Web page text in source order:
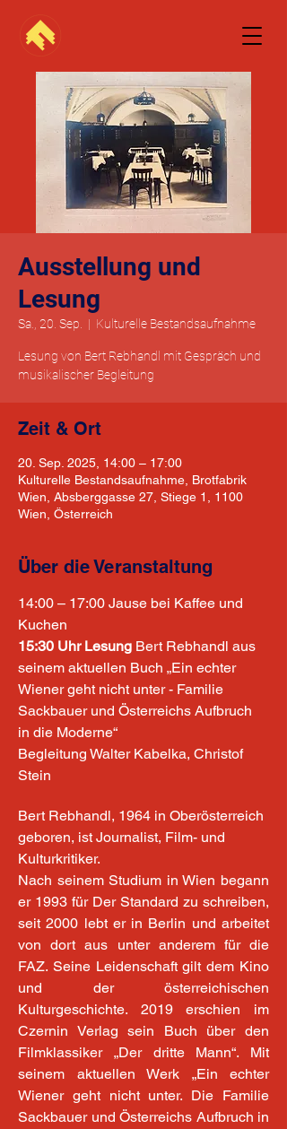
Ausstellung und
Lesung
Sa., 20. Sep.
  |
Kulturelle Bestandsaufnahme
Lesung von Bert Rebhandl mit Gespräch und
musikalischer Begleitung
Zeit & Ort
20. Sep. 2025, 14:00 – 17:00
Kulturelle Bestandsaufnahme, Brotfabrik
Wien, Absberggasse 27, Stiege 1, 1100
Wien, Österreich
Über die Veranstaltung
14:00 – 17:00 Jause bei Kaffee und
Kuchen
15:30 Uhr Lesung Bert Rebhandl aus
seinem aktuellen Buch „Ein echter
Wiener geht nicht unter - Familie
Sackbauer und Österreichs Aufbruch
in die Moderne“
Begleitung Walter Kabelka, Christof
Stein
Bert Rebhandl, 1964 in Oberösterreich
geboren, ist Journalist, Film- und
Kulturkritiker.
Nach seinem Studium in Wien begann
er 1993 für Der Standard zu schreiben,
seit 2000 lebt er in Berlin und arbeitet
von dort aus unter anderem für die
FAZ. Seine Leidenschaft gilt dem Kino
und der österreichischen
Kulturgeschichte. 2019 erschien im
Czernin Verlag sein Buch über den
Filmklassiker „Der dritte Mann“. Mit
seinem aktuellen Werk „Ein echter
Wiener geht nicht unter. Die Familie
Sackbauer und Österreichs Aufbruch in